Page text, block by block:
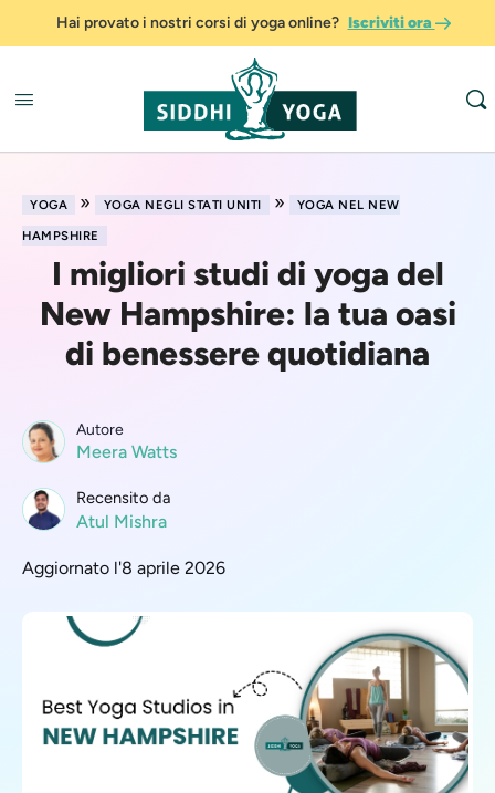
Hai provato i nostri corsi di yoga online? Iscriviti ora
YOGA » YOGA NEGLI STATI UNITI »
YOGA NEL NEW
HAMPSHIRE
I migliori studi di yoga del
New Hampshire: la tua oasi
di benessere quotidiana
Autore
Meera Watts
Recensito da
Atul Mishra
Aggiornato l'8 aprile 2026